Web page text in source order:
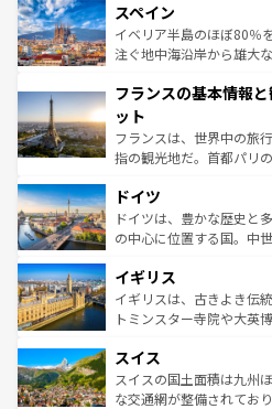
ろん、トスカーナの美し
景など、自然景観も見逃
ピザやパスタなど、絶品
ませてくれるイタリアで
なお、新着のイタリア情報
しい。
スペイン
イベリア半島のほぼ80％
注ぐ地中海沿岸から雄大
文化が根付くこの国では
れる闘牛、そして美味し
る。首都マドリードの洗
アートに溢れた街角から
せる。地方によって風土
ンテンツ一覧を参照して
フランスの基本情報
ット
フランスは、世界中の旅
指の観光地だ。首都パリ
で、幅広い魅力が詰まっ
聖堂、美しいビーチ、そ
から魅了する。また、フ
いる。シャンパンの発祥
香り高いラベンダー畑な
らに、パリ以外の地域に
れる地方に足を運ぶとそ
きるだろう。 な
を参照してほしい。
ドイツ
ドイツは、豊かな歴史と
の中心に位置する国。中
顔を持つこの国は、どこ
ルリンの文化的活気、バ
してライン川沿いのワイ
は、お酒好きな人にはぜひ体験し
ドイツ情報はコンテンツ
イギリス
イギリスは、古きよき伝
トミンスター寺院や大英
リアごとに異なる魅力が
ティー、ビール好きには
戦など、本場だからこそ
スイス
スイスの国土面積は九州
な交通網が整備されてお